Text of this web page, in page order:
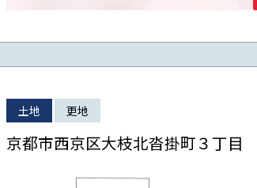
土地 更地
京都市西京区大枝北沓掛町３丁目